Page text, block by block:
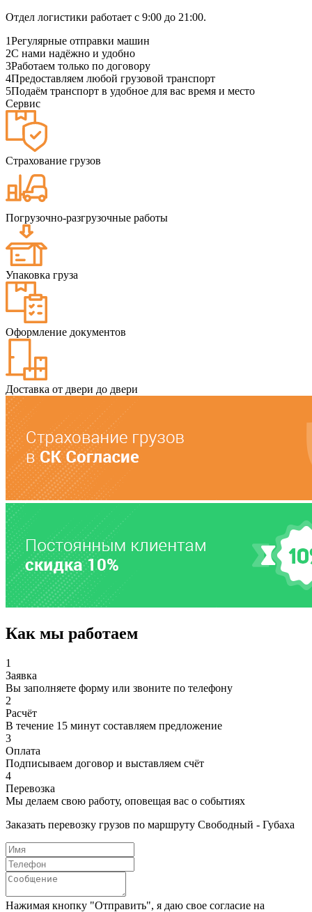
Отдел логистики работает с 9:00 до 21:00.
1Регулярные отправки машин
2С нами надёжно и удобно
3Работаем только по договору
4Предоставляем любой грузовой транспорт
5Подаём транспорт в удобное для вас время и место
Сервис
Страхование грузов
Погрузочно-разгрузочные работы
Упаковка груза
Оформление документов
Доставка от двери до двери
Как мы работаем
1
Заявка
Вы заполняете форму или звоните по телефону
2
Расчёт
В течение 15 минут составляем предложение
3
Оплата
Подписываем договор и выставляем счёт
4
Перевозка
Мы делаем свою работу, оповещая вас о событиях
Заказать перевозку грузов по маршруту Свободный - Губаха
Нажимая кнопку "Отправить", я даю свое согласие на